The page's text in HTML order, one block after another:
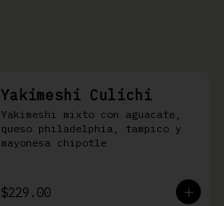
Yakimeshi Culichi
Yakimeshi mixto con aguacate,
queso philadelphia, tampico y
mayonesa chipotle
$229.00